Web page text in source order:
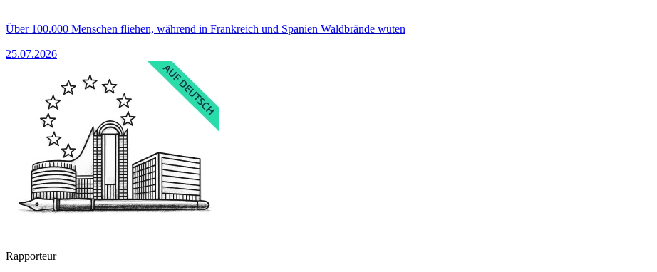
Über 100.000 Menschen fliehen, während in Frankreich und Spanien Waldbrände wüten
25.07.2026
Rapporteur